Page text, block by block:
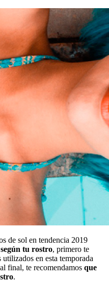
de sol en tendencia 2019
tu rostro, primero te
en esta temporada
final, te recomendamos que
.